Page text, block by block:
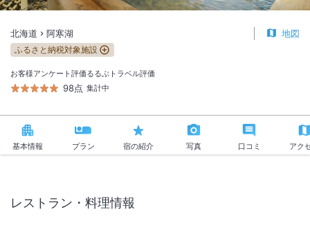
北海道 阿寒湖 地図
ふるさと納税対象施設
お客様アンケート評価
98点
るるぶトラベル評価
集計中
基本情報 プラン 宿の紹介 写真 口コミ アク
レストラン・料理情報